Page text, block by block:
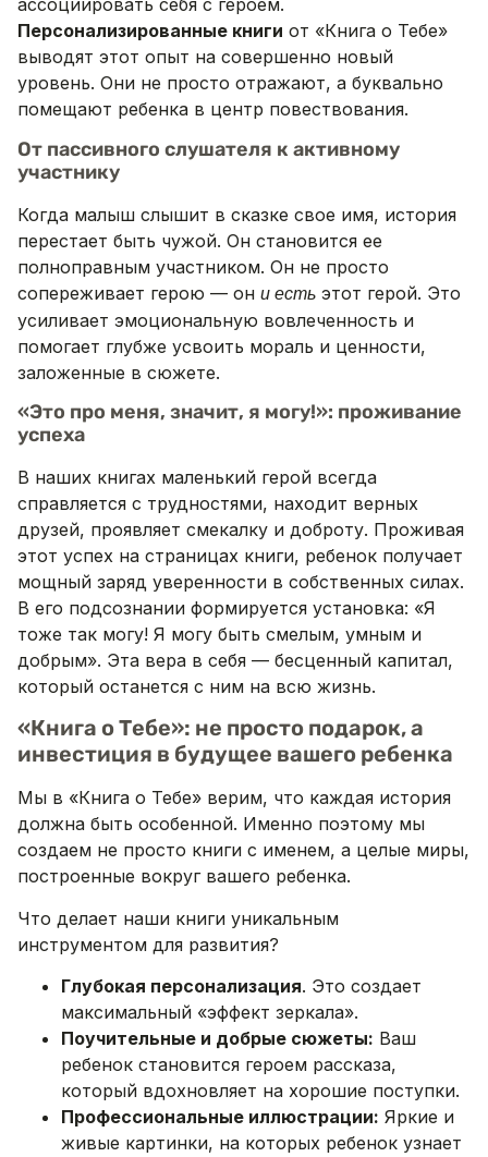
ассоциировать себя с героем.
Персонализированные книги от «Книга о Тебе»
выводят этот опыт на совершенно новый
уровень. Они не просто отражают, а буквально
помещают ребенка в центр повествования.
От пассивного слушателя к активному
участнику
Когда малыш слышит в сказке свое имя, история
перестает быть чужой. Он становится ее
полноправным участником. Он не просто
сопереживает герою — он и есть этот герой. Это
усиливает эмоциональную вовлеченность и
помогает глубже усвоить мораль и ценности,
заложенные в сюжете.
«Это про меня, значит, я могу!»: проживание
успеха
В наших книгах маленький герой всегда
справляется с трудностями, находит верных
друзей, проявляет смекалку и доброту. Проживая
этот успех на страницах книги, ребенок получает
мощный заряд уверенности в собственных силах.
В его подсознании формируется установка: «Я
тоже так могу! Я могу быть смелым, умным и
добрым». Эта вера в себя — бесценный капитал,
который останется с ним на всю жизнь.
«Книга о Тебе»: не просто подарок, а
инвестиция в будущее вашего ребенка
Мы в «Книга о Тебе» верим, что каждая история
должна быть особенной. Именно поэтому мы
создаем не просто книги с именем, а целые миры,
построенные вокруг вашего ребенка.
Что делает наши книги уникальным
инструментом для развития?
Глубокая персонализация. Это создает
максимальный «эффект зеркала».
Поучительные и добрые сюжеты: Ваш
ребенок становится героем рассказа,
который вдохновляет на хорошие поступки.
Профессиональные иллюстрации: Яркие и
живые картинки, на которых ребенок узнает